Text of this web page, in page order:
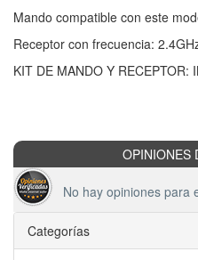
Mando compatible con este
Receptor con frecuencia:
KIT DE MANDO Y RECEPTOR:
OPINIONES
No hay opiniones para
Categorías